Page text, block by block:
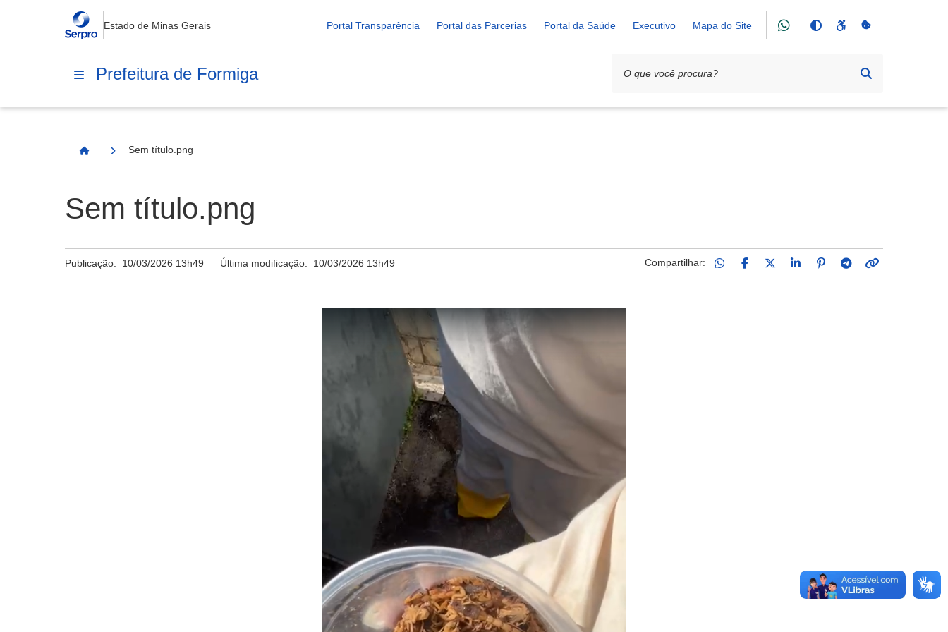
Estado de Minas Gerais Portal Transparência Portal das Parcerias Portal da Saúde Executivo Mapa do Site
Prefeitura de Formiga
Página Inicial
Sem título.png
Sem título.png
Publicação: 10/03/2026 13h49 Última modificação: 10/03/2026 13h49 Compartilhar: